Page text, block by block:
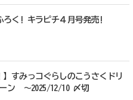
ろく! キラピチ４月号発売!
】すみっコぐらしのこうさくドリ
ーン ～2025/12/10 〆切